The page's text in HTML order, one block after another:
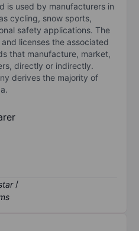
is used by manufacturers in
cycling, snow sports,
safety applications. The
licenses the associated
that manufacture, market,
directly or indirectly.
derives the majority of
/